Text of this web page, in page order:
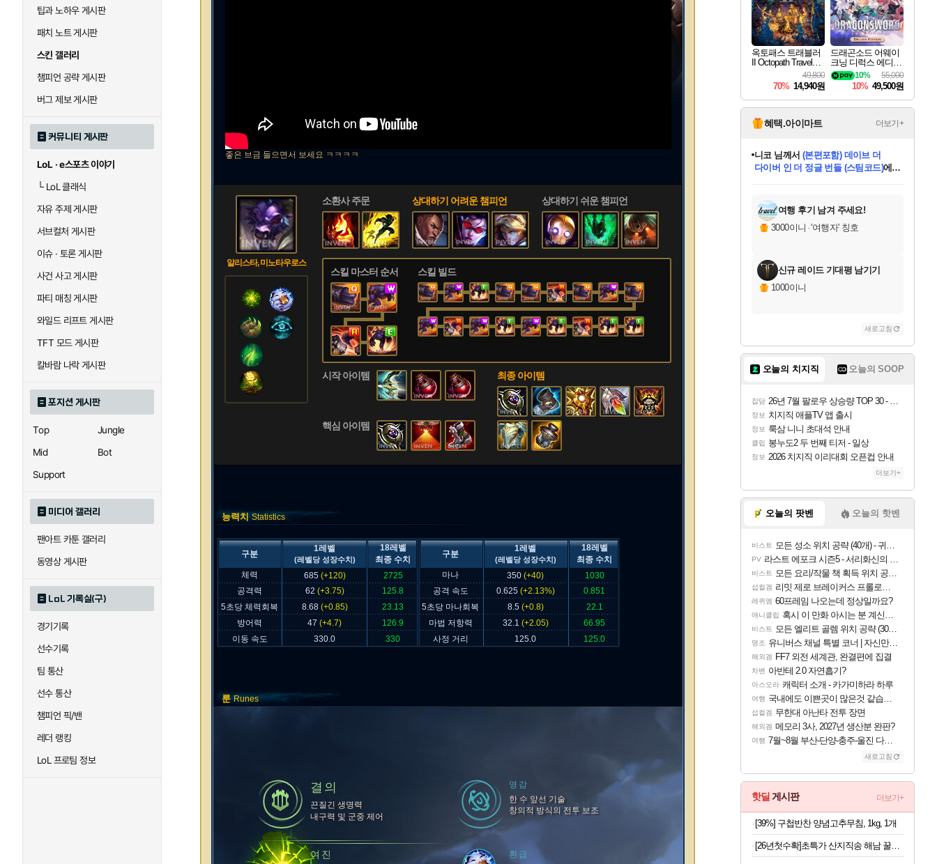
팁과 노하우 게시판
패치 노트 게시판
스킨 갤러리
챔피언 공략 게시판
버그 제보 게시판
커뮤니티 게시판
LoL · e스포츠 이야기
└LoL 클래식
자유 주제 게시판
서브컬처 게시판
이슈 · 토론 게시판
사건 사고 게시판
파티 매칭 게시판
와일드 리프트 게시판
TFT 모드 게시판
칼바람 나락 게시판
포지션 게시판
Top
Jungle
Mid
Bot
Support
미디어 갤러리
팬아트 카툰 갤러리
동영상 게시판
LoL 기록실(구)
경기기록
선수기록
팀 통산
선수 통산
챔피언 픽/밴
레더 랭킹
LoL 프로팀 정보
좋은 브금 들으면서 보세요 ㅋㅋㅋㅋ
알리스타, 미노타우로스
소환사 주문 상대하기 어려운 챔피언 상대하기 쉬운 챔피언
스킬 마스터 순서 스킬 빌드
시작 아이템
핵심 아이템
최종 아이템
능력치 Statistics
구분
1레벨
(레벨당 성장수치)
18레벨
최종 수치
구분
1레벨
(레벨당 성장수치)
18레벨
최종 수치
체력
685 (+120) 2725 마나 350 (+40)
1030
공격력
62 (+3.75) 125.8 공격 속도 0.625 (+2.13%)
0.851
5초당 체력회복
8.68 (+0.85) 23.13 5초당 마나회복 8.5 (+0.8)
22.1
방어력
47 (+4.7) 126.9 마법 저항력 32.1 (+2.05)
66.95
이동 속도
330.0 330 사정 거리 125.0 125.0
룬Runes
결의
끈질긴 생명력
내구력 및 군중 제어
여진
영감
한 수 앞선 기술
창의적 방식의 전투 보조
환급
옥토패스 트래블러
II Octopath Traveler I
49,800
70% 14,940원
드래곤소드 어웨이
크닝 디럭스 에디션
DragonSword Awake
ning Deluxe Edition
55,000
10%
10% 49,500원
혜택.아이마트 더보기+
교환.
당첨되셨습니다.
니코님께서 (본편포함) 데이브 더
다이버 인 더 정글 번들 (스팀코드)에
당첨되셨습니다.
당첨되셨습니다.
당첨되셨습니다.
당첨되셨습니다.
당첨되셨습니다.
에디션 (스팀코드) 를 교환.
당첨되셨습니다.
여행 후기 남겨 주세요!
3000이니 ·'여행자' 칭호
신규 레이드 기대평 남기기
1000이니
새로고침
오늘의 치지직 오늘의 SOOP
잡담 26년 7월 팔로우 상승량 TOP 30 - 월간 치지직
정보 치지직 애플TV 앱 출시
정보 룩삼 니니 초대석 안내
클립 봉누도2 두 번째 티저 - 일상
정보 2026 치지직 이리대회 오픈컵 안내
더보기+
오늘의 팟벤 오늘의 핫벤
비스트 모든 성소 위치 공략 (40개) - 귀환한 영혼 도전과제
PV 라스트 에포크 시즌5 - 서리화신의 분노 티저
비스트 모든 요리/작물 책 획득 위치 공략 (36개) - 미식가 도전과제
섭컬겜 리밋 제로 브레이커스 프롤로그 테스트 후기 영상 업로드
레퀴엠 60프레임 나오는데 정상일까요?
애니클립 혹시 이 만화 아시는 분 계신가요
비스트 모든 엘리트 골렘 위치 공략 (30개) - 방랑 결투가
명조 유니버스 채널 특별 코너 | 자신만의 스타일
해외겜 FF7 외전 세계관, 완결편에 집결
차벤 아반테 2.0 자연흡기?
아스오라 캐릭터 소개 - 카가미하라 하루
여행 국내에도 이쁜곳이 많은것 같습니다
섭컬겜 무한대 아난타 전투 장면
해외겜 메모리 3사, 2027년 생산분 완판?
여행 7월~8월 부산-단양-충주-울진 다녀왔어요~
새로고침
핫딜 게시판 더보기+
[39%] 구첩반찬 양념고추무침, 1kg, 1개